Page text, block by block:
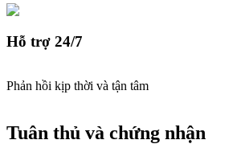
Hỗ trợ 24/7
Phản hồi kịp thời và tận tâm
Tuân thủ và chứng nhận